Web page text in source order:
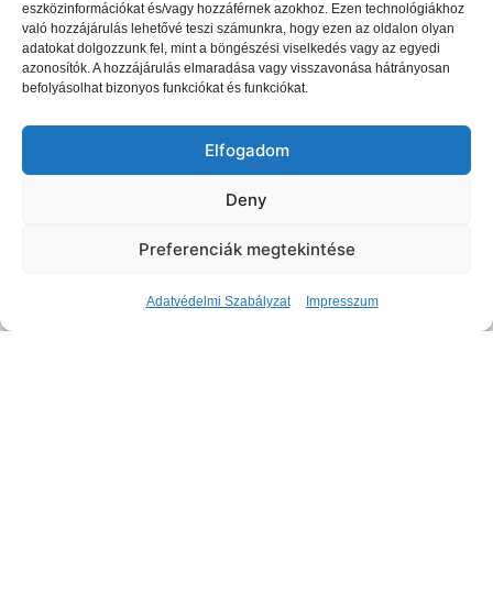
eszközinformációkat és/vagy hozzáférnek azokhoz. Ezen technológiákhoz
való hozzájárulás lehetővé teszi számunkra, hogy ezen az oldalon olyan
adatokat dolgozzunk fel, mint a böngészési viselkedés vagy az egyedi
azonosítók. A hozzájárulás elmaradása vagy visszavonása hátrányosan
befolyásolhat bizonyos funkciókat és funkciókat.
Elfogadom
Deny
Preferenciák megtekintése
Adatvédelmi Szabályzat Impresszum
Megveszem a Haladó Kurzust Most!